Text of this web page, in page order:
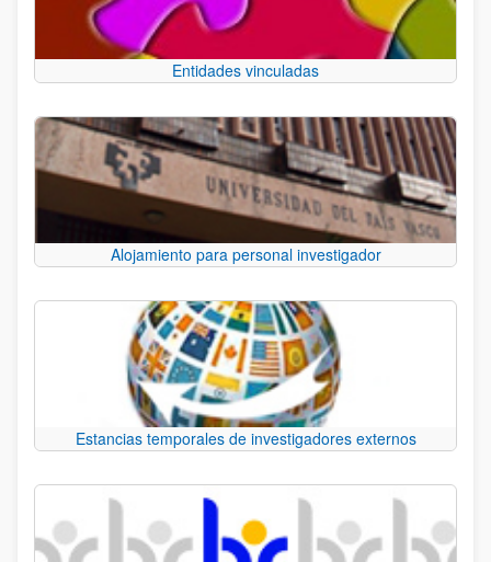
Entidades vinculadas
Alojamiento para personal investigador
Estancias temporales de investigadores externos